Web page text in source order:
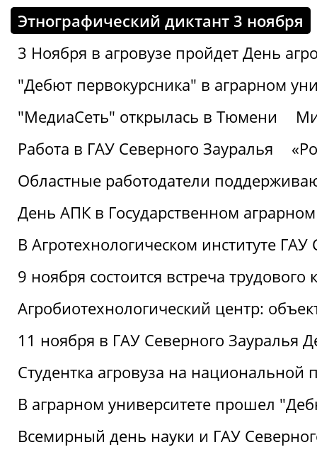
Этнографический диктант 3 ноября
3 Ноября в агровузе пройдет День
"Дебют первокурсника" в аграрном
"МедиаСеть" открылась в Тюмени
Работа в ГАУ Северного Зауралья
Областные работодатели
День АПК в Государственном
В Агротехнологическом институте
9 ноября состоится встреча трудового
Агробиотехнологический центр:
11 ноября в ГАУ Северного Зауралья
Студентка агровуза на национальной
В аграрном университете прошел
Всемирный день науки и ГАУ